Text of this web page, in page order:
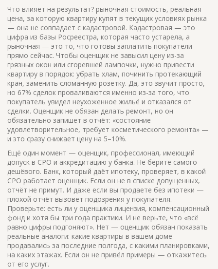
Что влияет на результат? рыночная стоимость, реальная
цена, за которую квартиру купят в текущих условиях рынка
— она не совпадает с кадастровой. Кадастровая — это
цифра из базы Росреестра, которая часто устарела, а
рыночная — это то, что готовы заплатить покупатели
прямо сейчас. Чтобы оценщик не завысил цену из-за
грязных окон или сгоревшей лампочки, нужно привести
квартиру в порядок: убрать хлам, починить протекающий
кран, заменить сломанную розетку. Да, это звучит просто,
но 67% сделок проваливаются именно из-за того, что
покупатель увидел неухоженное жильё и отказался от
сделки. Оценщик не обязан делать ремонт, но он
обязательно запишет в отчёт: «состояние
удовлетворительное, требует косметического ремонта» —
и это сразу снижает цену на 5–10%.
Ещё один момент — оценщик, профессионал, имеющий
допуск в СРО и аккредитацию у банка. Не берите самого
дешёвого. Банк, который даёт ипотеку, проверяет, в какой
СРО работает оценщик. Если он не в списке допущенных,
отчёт не примут. И даже если вы продаете без ипотеки —
плохой отчёт вызовет подозрения у покупателя.
Проверьте: есть ли у оценщика лицензия, компенсационный
фонд и хотя бы три года практики. И не верьте, что «всё
равно цифры подгоняют». Нет — оценщик обязан показать
реальные аналоги: какие квартиры в вашем доме
продавались за последние полгода, с какими планировками,
на каких этажах. Если он не привёл примеры — откажитесь
от его услуг.